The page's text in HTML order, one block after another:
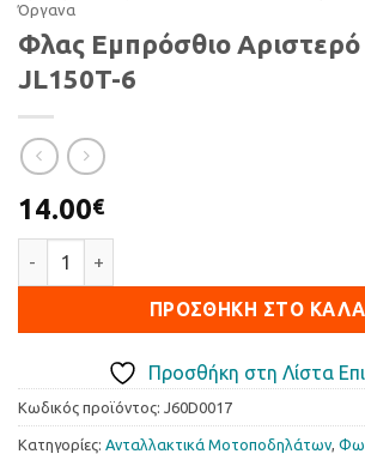
Όργανα
Φλας Εμπρόσθιο Αριστερό
JL150T-6
14.00€
ΠΡΟΣΘΉΚΗ ΣΤΟ
Προσθήκη στη Λίστα
Κωδικός προϊόντος: J60D0017
Κατηγορίες: Ανταλλακτικά Μοτοποδηλάτων